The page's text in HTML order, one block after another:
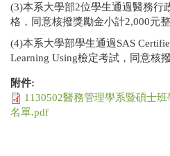
(3)本系大學部2位學生通過醫務行
格，同意核撥獎勵金小計2,000元整
(4)本系大學部學生通過SAS
Learning Using檢定考試，同意核
附件:
1130502醫務管理學系暨碩士
名單.pdf